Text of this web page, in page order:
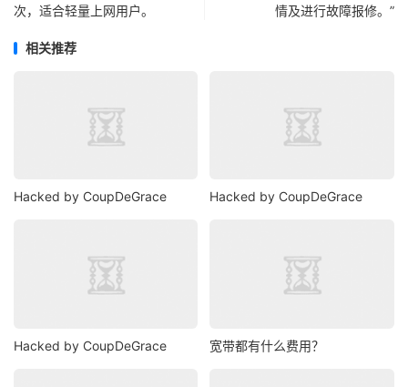
次，适合轻量上网用户。
情及进行故障报修。”
相关推荐
Hacked by CoupDeGrace Hacked by CoupDeGrace
Hacked by CoupDeGrace 宽带都有什么费用？